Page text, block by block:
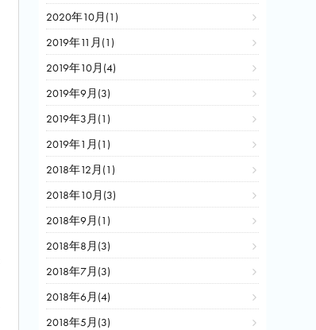
2020年10月(1)
2019年11月(1)
2019年10月(4)
2019年9月(3)
2019年3月(1)
2019年1月(1)
2018年12月(1)
2018年10月(3)
2018年9月(1)
2018年8月(3)
2018年7月(3)
2018年6月(4)
2018年5月(3)